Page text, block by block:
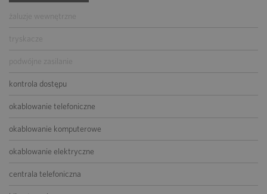
żaluzje wewnętrzne
tryskacze
podwójne zasilanie
kontrola dostępu
okablowanie telefoniczne
okablowanie komputerowe
okablowanie elektryczne
centrala telefoniczna